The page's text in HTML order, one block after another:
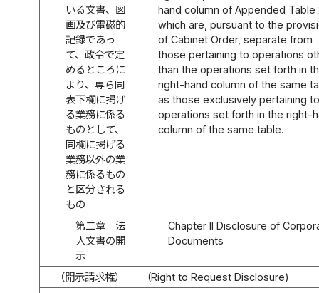
いる文書、図
画及び電磁的
記録であっ
て、政令で定
めるところに
より、専ら同
表下欄に掲げ
る業務に係る
ものとして、
同欄に掲げる
業務以外の業
務に係るもの
と区分される
もの
hand column of Appended Table
which are, pursuant to the
of Cabinet Order, separate from
those pertaining to operations
than the operations set forth in
right-hand column of the same
as those exclusively pertaining
operations set forth in the right-
column of the same table.
第二章 法
人文書の開
示
Chapter II Disclosure of
Documents
（開示請求権）
(Right to Request Disclosure)